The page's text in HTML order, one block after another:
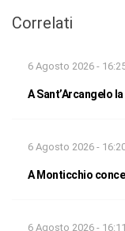
Correlati
6 Agosto 2026 -
A Sant’Arcangelo
6 Agosto 2026 -
A Monticchio
6 Agosto 2026 - 16:11